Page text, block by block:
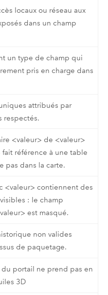
locaux ou réseau aux
dans un champ
un type de champ qui
pris en charge dans
attribués par
respectés.
<valeur> de <valeur>
référence à une table
pas dans la carte.
<valeur> contiennent des
: le champ
est masqué.
non valides
de paquetage.
portail ne prend pas en
3D